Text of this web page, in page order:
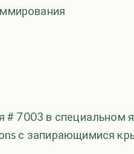
# 7003 в специальном
с запирающимися